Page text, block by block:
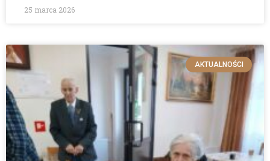
25 marca 2026
AKTUALNOŚCI